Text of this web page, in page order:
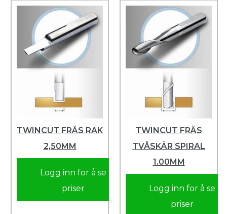
TWINCUT FRÄS RAK
2,50MM
Logg inn for å se
priser
TWINCUT FRÄS
TVÅSKÄR SPIRAL
1.00MM
Logg inn for å se
priser